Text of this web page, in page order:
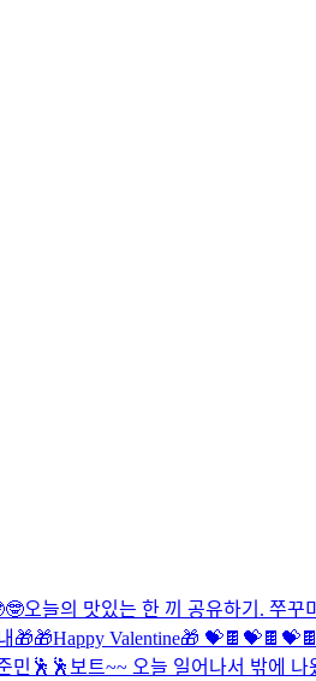
오늘의 맛있는 한 끼 공유하기. 쭈
🎁🎁Happy Valentine🎁
민🕺🕺 보트~~ 오늘 일어나서 밖에